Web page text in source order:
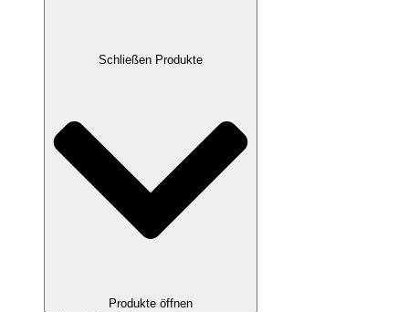
Schließen Produkte
Produkte öffnen